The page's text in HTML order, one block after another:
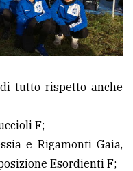
tutto rispetto anche
F;
e Rigamonti Gaia,
Esordienti F;